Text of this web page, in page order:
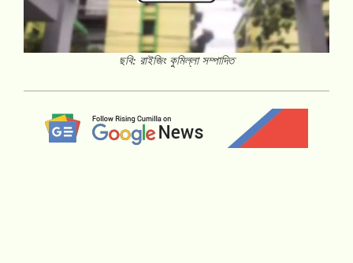
ছবি: রাইজিং কুমিল্লা সম্পাদিত